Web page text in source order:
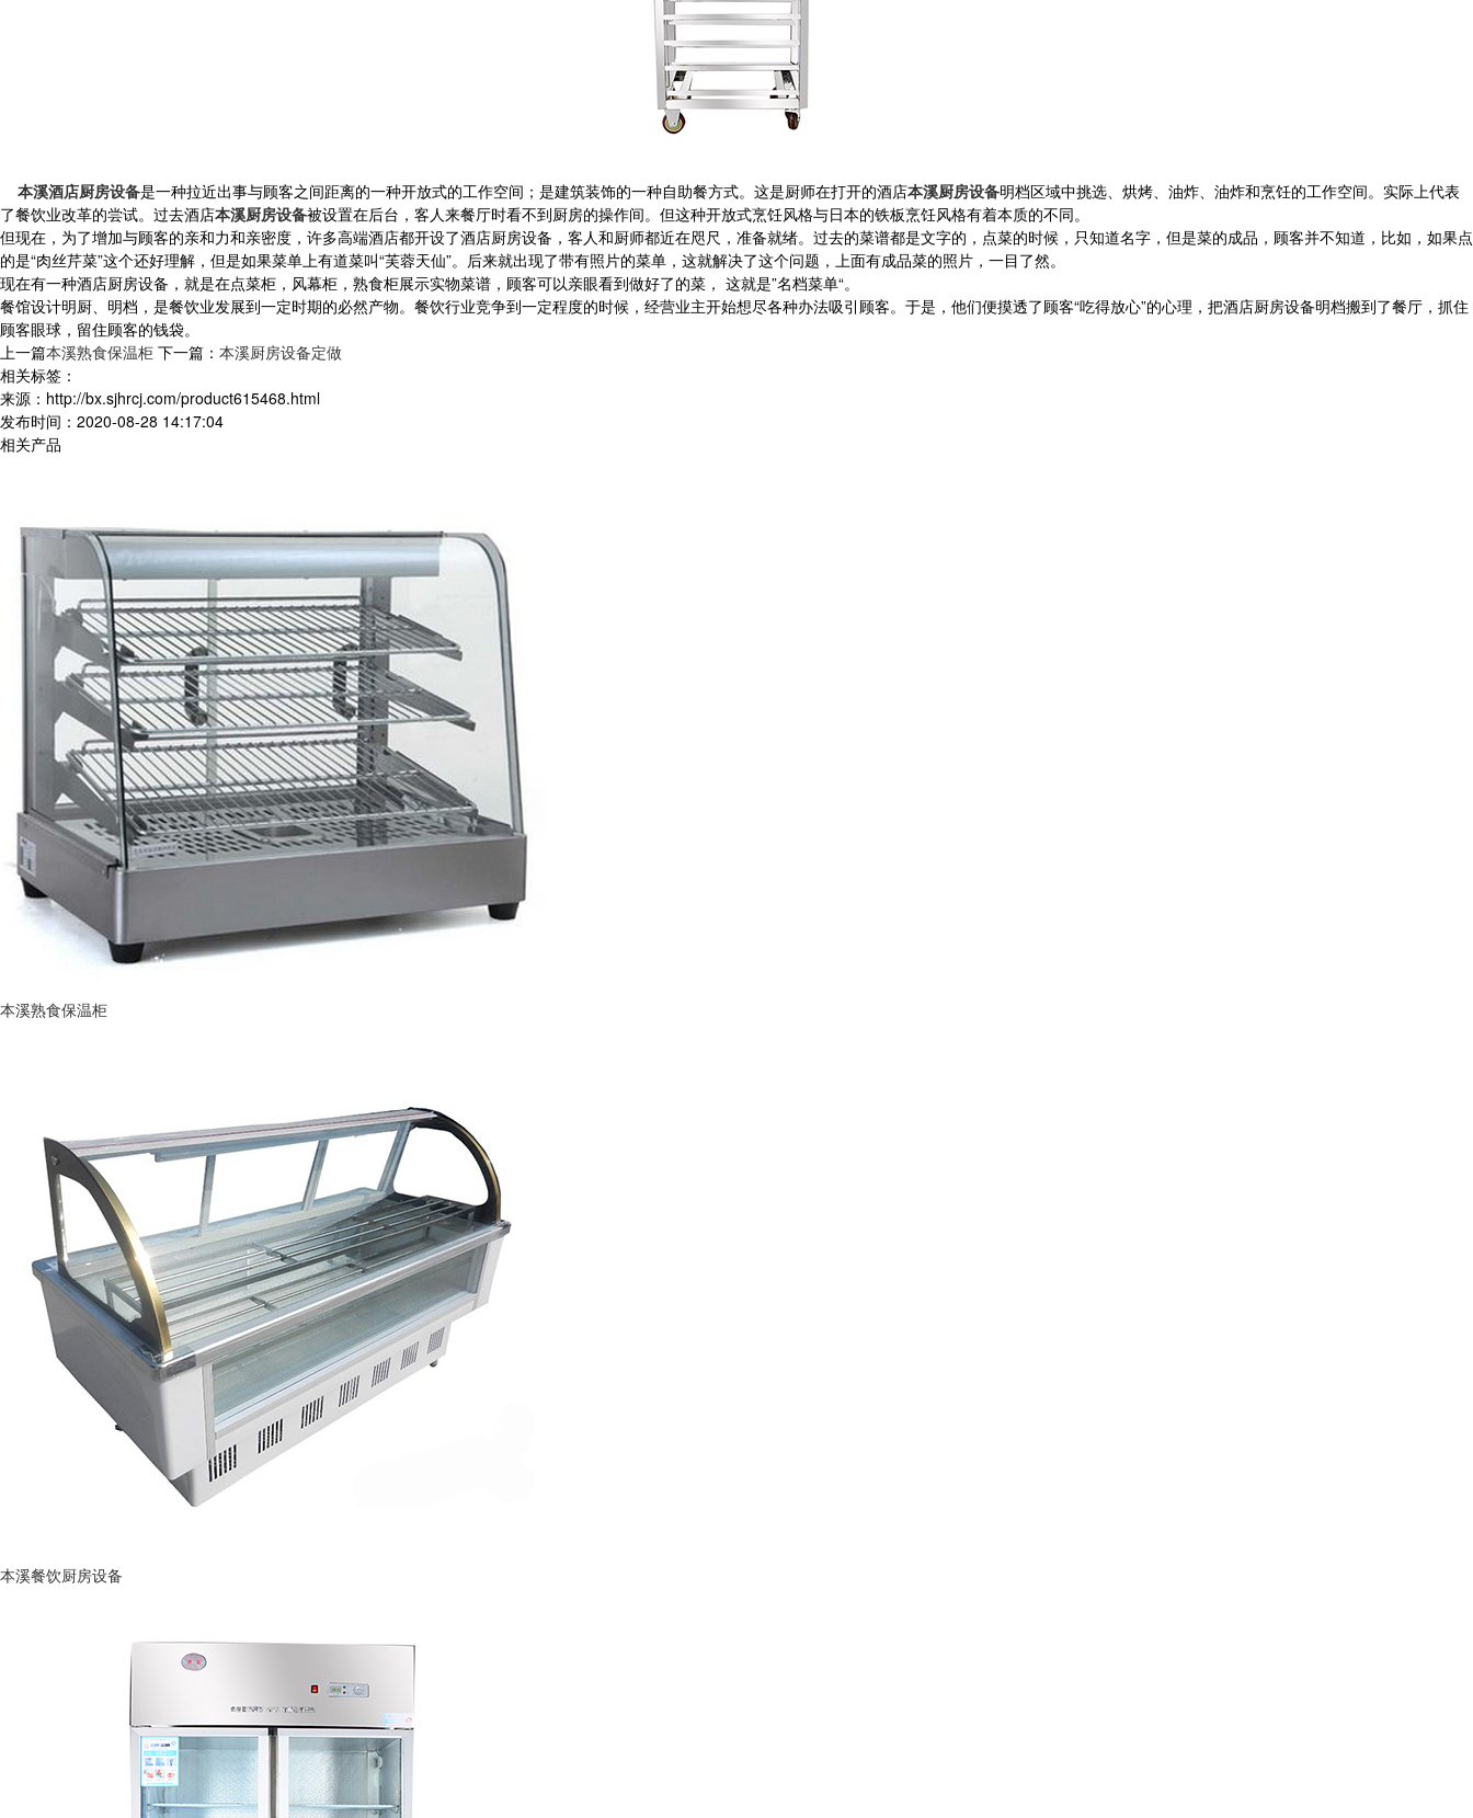
本溪酒店厨房设备是一种拉近出事与顾客之间距离的一种开放式的工作空间；是建筑装饰的一种自助餐方式。这是厨师在打开的酒店本溪厨房设备明档区域中挑选、烘烤、油炸、油炸和烹饪的工作空间。实际上代表
了餐饮业改革的尝试。过去酒店本溪厨房设备被设置在后台，客人来餐厅时看不到厨房的操作间。但这种开放式烹饪风格与日本的铁板烹饪风格有着本质的不同。
但现在，为了增加与顾客的亲和力和亲密度，许多高端酒店都开设了酒店厨房设备，客人和厨师都近在咫尺，准备就绪。过去的菜谱都是文字的，点菜的时候，只知道名字，但是菜的成品，顾客并不知道，比如，如果点
的是“肉丝芹菜”这个还好理解，但是如果菜单上有道菜叫“芙蓉天仙”。后来就出现了带有照片的菜单，这就解决了这个问题，上面有成品菜的照片，一目了然。
现在有一种酒店厨房设备，就是在点菜柜，风幕柜，熟食柜展示实物菜谱，顾客可以亲眼看到做好了的菜， 这就是”名档菜单“。
餐馆设计明厨、明档，是餐饮业发展到一定时期的必然产物。餐饮行业竞争到一定程度的时候，经营业主开始想尽各种办法吸引顾客。于是，他们便摸透了顾客“吃得放心”的心理，把酒店厨房设备明档搬到了餐厅，抓住
顾客眼球，留住顾客的钱袋。
上一篇本溪熟食保温柜 下一篇： 本溪厨房设备定做
相关标签：
来源：http://bx.sjhrcj.com/product615468.html
发布时间：2020-08-28 14:17:04
相关产品
本溪熟食保温柜
本溪餐饮厨房设备